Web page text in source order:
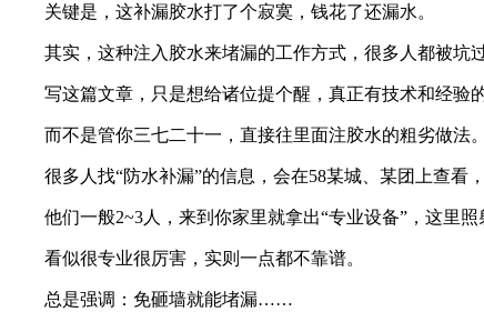
关键是，这补漏胶水打了个寂寞，钱花了还漏水。
其实，这种注入胶水来堵漏的工作方式，很多人都被坑过
写这篇文章，只是想给诸位提个醒，真正有技术和经验
而不是管你三七二十一，直接往里面注胶水的粗劣做法。
很多人找“防水补漏”的信息，会在58某城、某团上查看
他们一般2~3人，来到你家里就拿出“专业设备”，这里
看似很专业很厉害，实则一点都不靠谱。
总是强调：免砸墙就能堵漏……